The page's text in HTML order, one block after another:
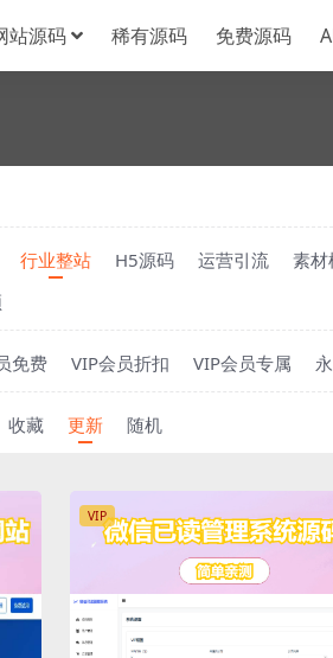
站源码 稀有源码 免费源码
行业整站 H5源码 运营引流 素材
免费 VIP会员折扣 VIP会员专属
收藏 更新 随机
VIP